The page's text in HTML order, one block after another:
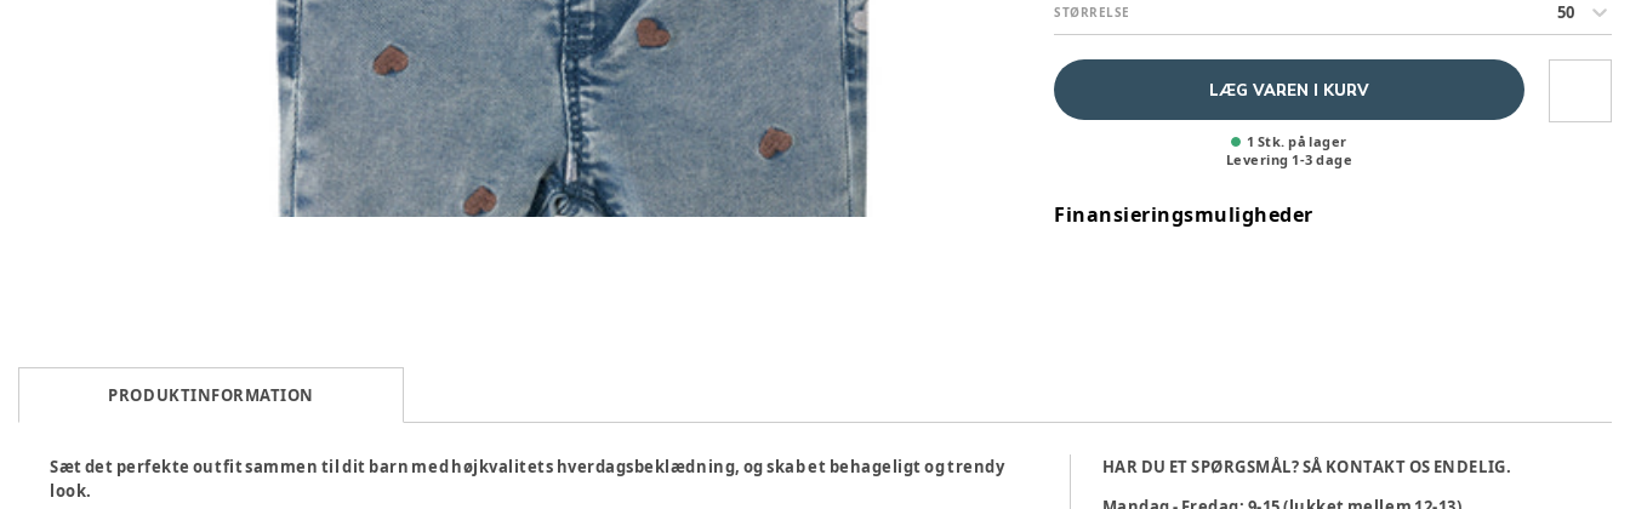
STØRRELSE 50
LÆG VAREN I KURV
1 Stk. på lager
Levering 1-3 dage
Finansieringsmuligheder
PRODUKTINFORMATION
Sæt det perfekte outfit sammen til dit barn med højkvalitets hverdagsbeklædning, og skab et behageligt og trendy
look.
HAR DU ET SPØRGSMÅL? SÅ KONTAKT OS ENDELIG.